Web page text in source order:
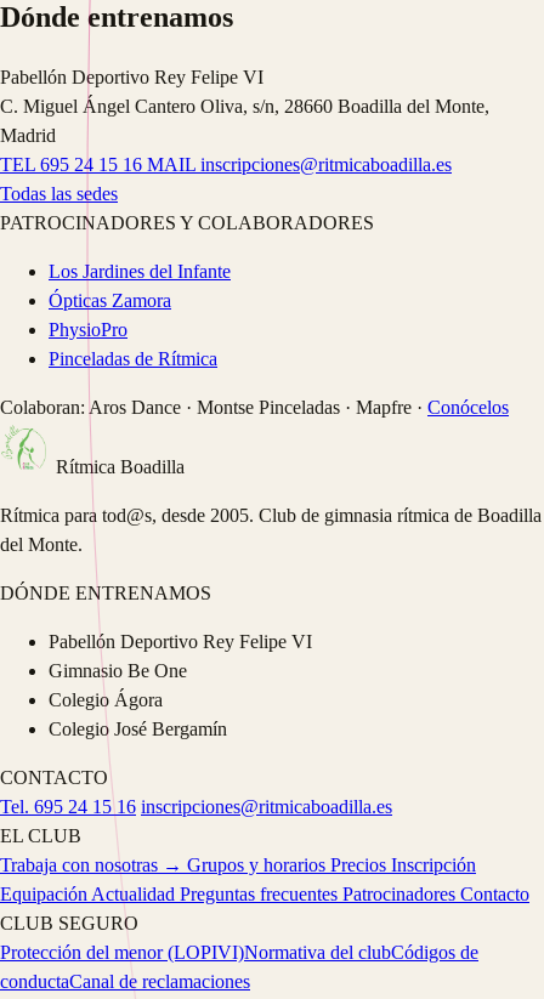
Dónde entrenamos
Pabellón Deportivo Rey Felipe VI
C. Miguel Ángel Cantero Oliva, s/n, 28660 Boadilla del Monte,
Madrid
TEL 695 24 15 16 MAIL inscripciones@ritmicaboadilla.es
Todas las sedes
PATROCINADORES Y COLABORADORES
Los Jardines del Infante
Ópticas Zamora
PhysioPro
Pinceladas de Rítmica
Colaboran: Aros Dance · Montse Pinceladas · Mapfre · Conócelos
Rítmica Boadilla
Rítmica para tod@s, desde 2005. Club de gimnasia rítmica de Boadilla
del Monte.
DÓNDE ENTRENAMOS
Pabellón Deportivo Rey Felipe VI
Gimnasio Be One
Colegio Ágora
Colegio José Bergamín
CONTACTO
Tel. 695 24 15 16 inscripciones@ritmicaboadilla.es
EL CLUB
Trabaja con nosotras → Grupos y horarios Precios Inscripción
Equipación Actualidad Preguntas frecuentes Patrocinadores Contacto
CLUB SEGURO
Protección del menor (LOPIVI)Normativa del clubCódigos de
conductaCanal de reclamaciones